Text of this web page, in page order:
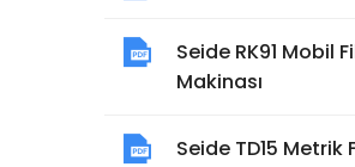
Seide RK91 Mobil
Makinası
Seide TD15 Metrik